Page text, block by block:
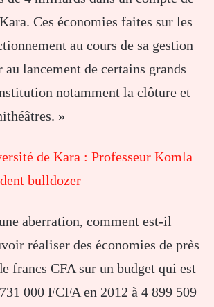
Ces économies faites sur les
au cours de sa gestion
lancement de certains grands
notamment la clôture et
»
de Kara : Professeur Komla
bulldozer
aberration, comment est-il
réaliser des économies de près
francs CFA sur un budget qui est
000 FCFA en 2012 à 4 899 509